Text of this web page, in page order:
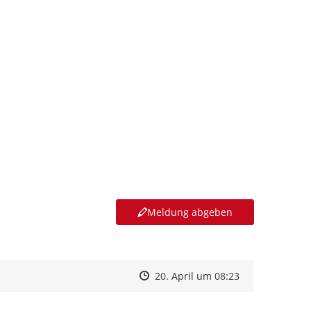
Meldung abgeben
Zeitpunkt des Erstellens
Zeitpunkt des Erstellens
20. April um 08:23Zur Äußerung